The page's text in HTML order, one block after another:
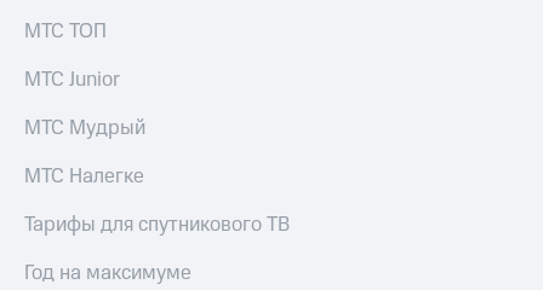
МТС ТОП
МТС Junior
МТС Мудрый
МТС Налегке
Тарифы для спутникового ТВ
Год на максимуме